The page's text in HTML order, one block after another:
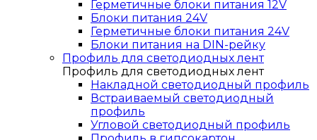
Герметичные блоки питания 12V
Блоки питания 24V
Герметичные блоки питания 24V
Блоки питания на DIN-рейку
Профиль для светодиодных лент
Профиль для светодиодных лент
Накладной светодиодный профиль
Встраиваемый светодиодный
профиль
Угловой светодиодный профиль